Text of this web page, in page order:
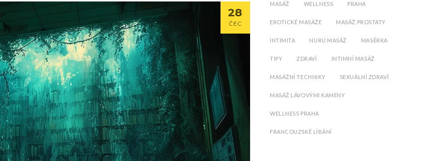
28
ČEC
MASÁŽ WELLNESS PRAHA
EROTICKÉ MASÁŽE MASÁŽ PROSTATY
INTIMITA NURU MASÁŽ MASÉRKA
TIPY ZDRAVÍ INTIMNÍ MASÁŽ
MASÁŽNÍ TECHNIKY SEXUÁLNÍ ZDRAVÍ
MASÁŽ LÁVOVÝMI KAMENY
WELLNESS PRAHA
FRANCOUZSKÉ LÍBÁNÍ